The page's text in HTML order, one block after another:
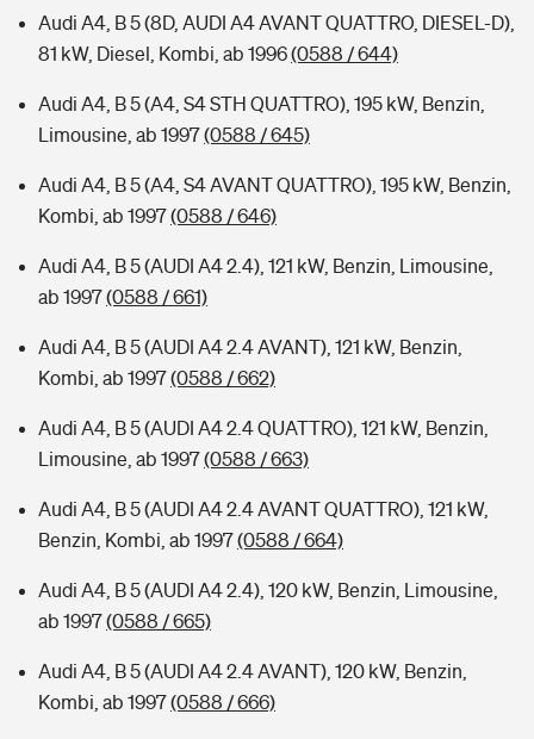
Audi A4, B 5 (8D, AUDI A4 AVANT QUATTRO, DIESEL-D),
81 kW, Diesel, Kombi, ab 1996(0588 / 644)
Audi A4, B 5 (A4, S4 STH QUATTRO), 195 kW, Benzin,
Limousine, ab 1997(0588 / 645)
Audi A4, B 5 (A4, S4 AVANT QUATTRO), 195 kW, Benzin,
Kombi, ab 1997(0588 / 646)
Audi A4, B 5 (AUDI A4 2.4), 121 kW, Benzin, Limousine,
ab 1997(0588 / 661)
Audi A4, B 5 (AUDI A4 2.4 AVANT), 121 kW, Benzin,
Kombi, ab 1997(0588 / 662)
Audi A4, B 5 (AUDI A4 2.4 QUATTRO), 121 kW, Benzin,
Limousine, ab 1997(0588 / 663)
Audi A4, B 5 (AUDI A4 2.4 AVANT QUATTRO), 121 kW,
Benzin, Kombi, ab 1997(0588 / 664)
Audi A4, B 5 (AUDI A4 2.4), 120 kW, Benzin, Limousine,
ab 1997(0588 / 665)
Audi A4, B 5 (AUDI A4 2.4 AVANT), 120 kW, Benzin,
Kombi, ab 1997(0588 / 666)